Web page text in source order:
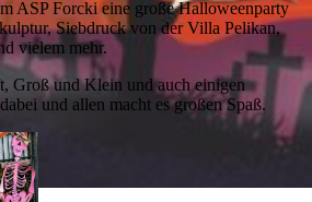
ASP Forcki eine große Halloweenparty
Siebdruck von der Villa Pelikan,
vielem mehr.
Groß und Klein und auch einigen
und allen macht es großen Spaß.